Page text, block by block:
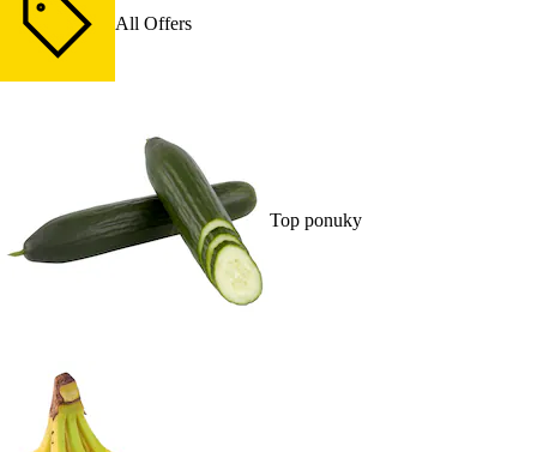
All Offers
Top ponuky